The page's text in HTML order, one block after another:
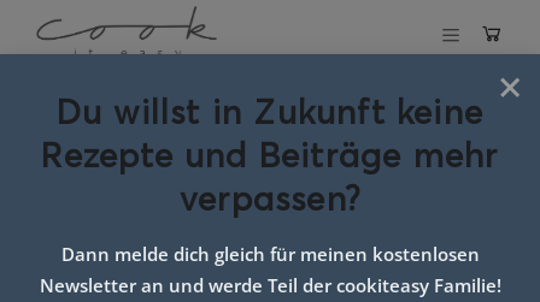
Schlagwort:
tomaten curry
×
Du willst in Zukunft keine
Rezepte und Beiträge mehr
verpassen?
Dann melde dich gleich für meinen kostenlosen
Newsletter an und werde Teil der cookiteasy Familie!